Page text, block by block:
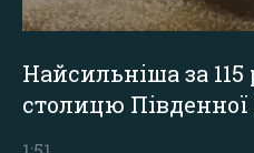
Найсильніша за
столицю Південної